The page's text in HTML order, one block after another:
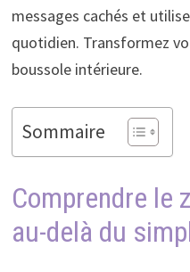
messages cachés et
quotidien. Transformez
boussole intérieure.
Sommaire
Comprendre le
au-delà du